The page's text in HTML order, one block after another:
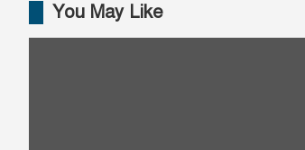
You May Like